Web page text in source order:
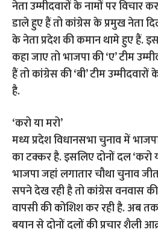
नेता उम्मीदवारों के नामों पर विचार
डाले हुए हैं तो कांग्रेस के प्रमुख नेता
के नेता प्रदेश की कमान थामे हुए हैं.
कहा जाए तो भाजपा की ‘ए’ टीम
हैं तो कांग्रेस की ‘बी’ टीम
है.
‘करो या मरो’
मध्य प्रदेश विधानसभा चुनाव में
का टक्कर है. इसलिए दोनों दल ‘करो
भाजपा जहां लगातार चौथा चुनाव
सपने देख रही है तो कांग्रेस वनवास
वापसी की कोशिश कर रही है. अब
बयान से दोनों दलों की प्रचार शैली